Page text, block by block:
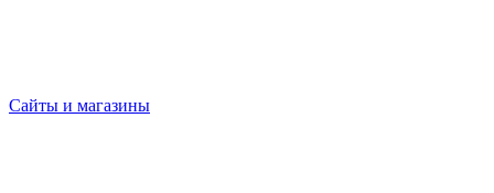
Сайты и магазины